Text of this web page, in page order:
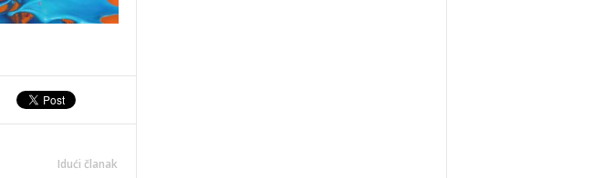
Idući članak